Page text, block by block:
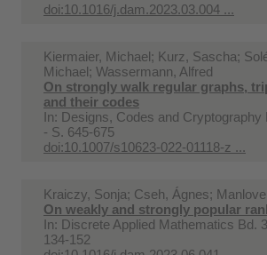
doi:10.1016/j.dam.2023.03.004 ...
Kiermaier, Michael; Kurz, Sascha;
Michael; Wassermann, Alfred
On strongly walk regular graphs,
and their codes
In: Designs, Codes and Cryptography
- S. 645-675
doi:10.1007/s10623-022-01118-z ...
Kraiczy, Sonja; Cseh, Ágnes;
On weakly and strongly popular
In: Discrete Applied Mathematics Bd.
134-152